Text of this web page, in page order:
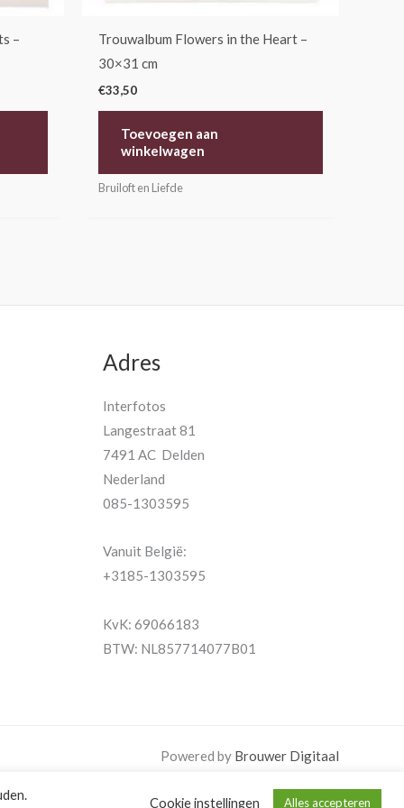
–
Trouwalbum Flowers in the Heart –
30×31 cm
€33,50
Toevoegen aan
winkelwagen
Bruiloft en Liefde
Adres
Interfotos
Langestraat 81
7491 AC Delden
Nederland
085-1303595
Vanuit België:
+3185-1303595
KvK: 69066183
BTW: NL857714077B01
Powered by Brouwer Digitaal
Cookie instellingen Alles accepteren